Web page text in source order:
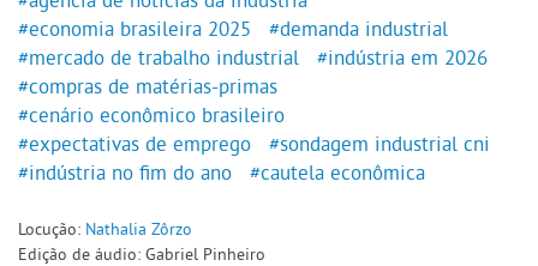
#economia brasileira 2025
#demanda industrial
#mercado de trabalho industrial
#indústria em 2026
#compras de matérias-primas
#cenário econômico brasileiro
#expectativas de emprego
#sondagem industrial cni
#indústria no fim do ano
#cautela econômica
Locução: Nathalia Zôrzo
Edição de áudio: Gabriel Pinheiro